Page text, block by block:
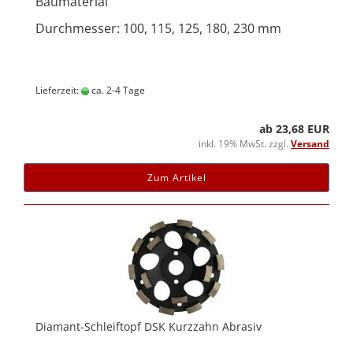
Durchmesser: 100, 115, 125, 180, 230 mm
Lieferzeit: ca. 2-4 Tage
ab 23,68 EUR
inkl. 19% MwSt. zzgl. Versand
Zum Artikel
Diamant-Schleiftopf DSK Kurzzahn Abrasiv